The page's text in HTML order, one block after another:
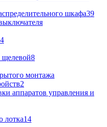
шкафа39
4
щелевой8
монтажа
2
аппаратов управления и
лотка14